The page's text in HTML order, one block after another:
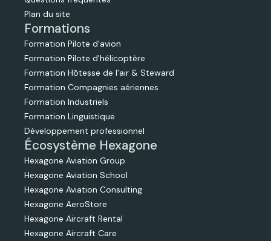
Plan du site
Formations
Formation Pilote d'avion
Formation Pilote d'hélicoptère
Formation Hôtesse de l'air & Steward
Formation Compagnies aériennes
Formation Industriels
Formation Linguistique
Développement professionnel
Écosystème Hexagone
Hexagone Aviation Group
Hexagone Aviation School
Hexagone Aviation Consulting
Hexagone AeroStore
Hexagone Aircraft Rental
Hexagone Aircraft Care